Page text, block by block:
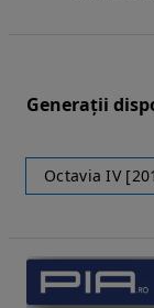
Generații
Octavia IV